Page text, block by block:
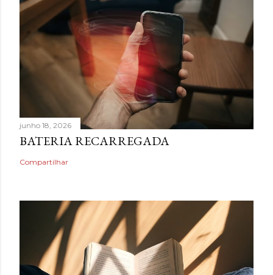
junho 18, 2026
BATERIA RECARREGADA
Compartilhar